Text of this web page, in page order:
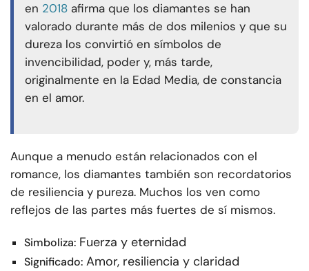
en 2018 afirma que los diamantes se han
valorado durante más de dos milenios y que su
dureza los convirtió en símbolos de
invencibilidad, poder y, más tarde,
originalmente en la Edad Media, de constancia
en el amor.
Aunque a menudo están relacionados con el
romance, los diamantes también son recordatorios
de resiliencia y pureza. Muchos los ven como
reflejos de las partes más fuertes de sí mismos.
Simboliza: Fuerza y eternidad
Significado: Amor, resiliencia y claridad